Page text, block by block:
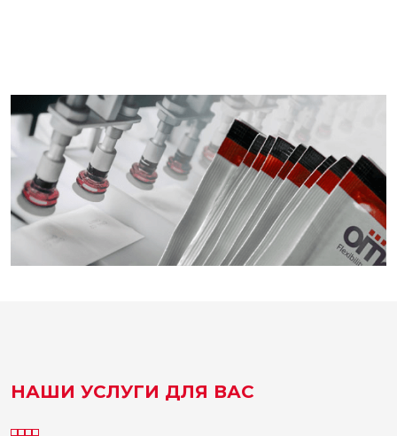
НАШИ УСЛУГИ ДЛЯ ВАС